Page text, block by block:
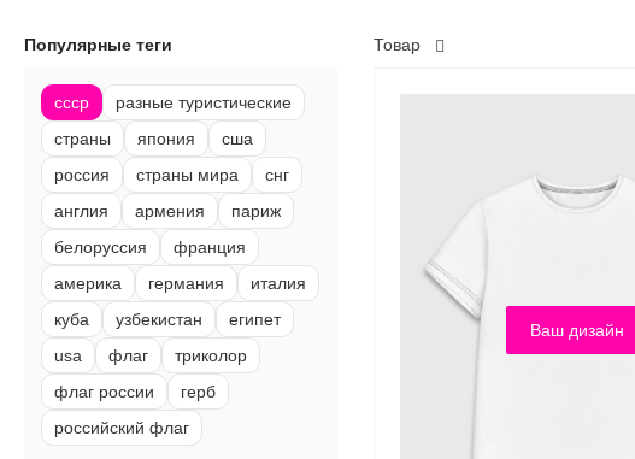
Популярные теги
ссср
разные туристические
страны
япония
сша
россия
страны мира
снг
англия
армения
париж
белоруссия
франция
америка
германия
италия
куба
узбекистан
египет
usa
флаг
триколор
флаг россии
герб
российский флаг
Товар
Ваш дизайн